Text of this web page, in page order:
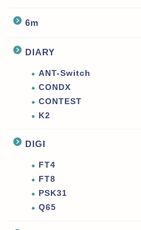
6m
DIARY
ANT-Switch
CONDX
CONTEST
K2
DIGI
FT4
FT8
PSK31
Q65